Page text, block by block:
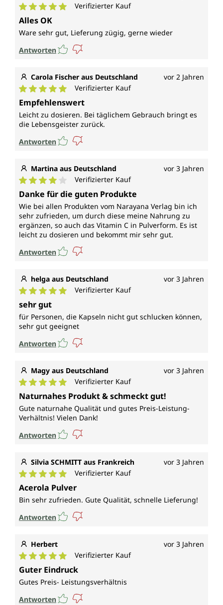
Durchschnittliche Bewertung von 5 von 5 Sternen
Verifizierter Kauf
Alles OK
Ware sehr gut, Lieferung zügig, gerne wieder
Antworten
Carola Fischer aus Deutschland vor 2 Jahren
Durchschnittliche Bewertung von 5 von 5 Sternen
Verifizierter Kauf
Empfehlenswert
Leicht zu dosieren. Bei täglichem Gebrauch bringt es
die Lebensgeister zurück.
Antworten
Martina aus Deutschland vor 3 Jahren
Durchschnittliche Bewertung von 4 von 5 Sternen
Verifizierter Kauf
Danke für die guten Produkte
Wie bei allen Produkten vom Narayana Verlag bin ich
sehr zufrieden, um durch diese meine Nahrung zu
ergänzen, so auch das Vitamin C in Pulverform. Es ist
leicht zu dosieren und bekommt mir sehr gut.
Antworten
helga aus Deutschland vor 3 Jahren
Durchschnittliche Bewertung von 5 von 5 Sternen
Verifizierter Kauf
sehr gut
für Personen, die Kapseln nicht gut schlucken können,
sehr gut geeignet
Antworten
Magy aus Deutschland vor 3 Jahren
Durchschnittliche Bewertung von 5 von 5 Sternen
Verifizierter Kauf
Naturnahes Produkt & schmeckt gut!
Gute naturnahe Qualität und gutes Preis-Leistung-
Verhältnis! Vielen Dank!
Antworten
Silvia SCHMITT aus Frankreich vor 3 Jahren
Durchschnittliche Bewertung von 5 von 5 Sternen
Verifizierter Kauf
Acerola Pulver
Bin sehr zufrieden. Gute Qualität, schnelle Lieferung!
Antworten
Herbert vor 3 Jahren
Durchschnittliche Bewertung von 5 von 5 Sternen
Verifizierter Kauf
Guter Eindruck
Gutes Preis- Leistungsverhältnis
Antworten